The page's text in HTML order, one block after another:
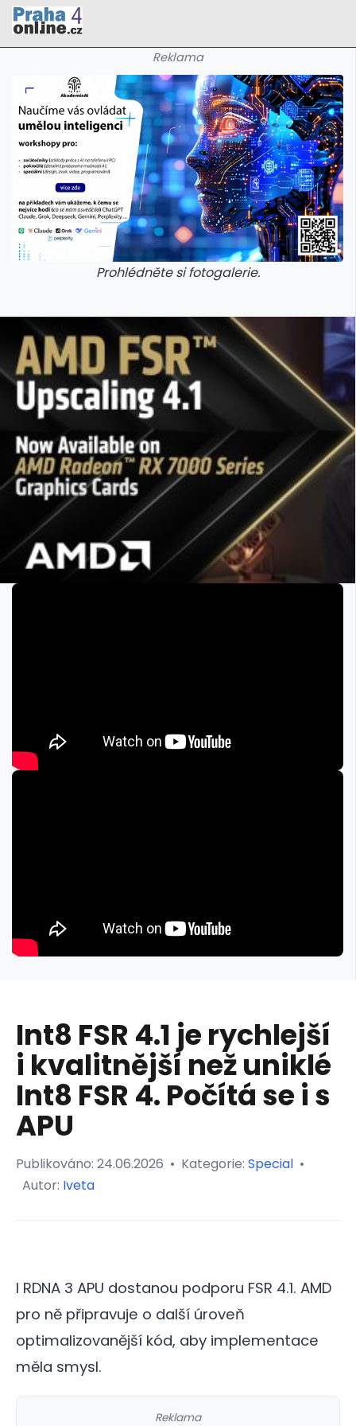
Reklama
Prohlédněte si fotogalerie.
Int8 FSR 4.1 je rychlejší
i kvalitnější než uniklé
Int8 FSR 4. Počítá se i s
APU
Publikováno: 24.06.2026 • Kategorie: Special •
Autor: Iveta
I RDNA 3 APU dostanou podporu FSR 4.1. AMD
pro ně připravuje o další úroveň
optimalizovanější kód, aby implementace
měla smysl.
Reklama